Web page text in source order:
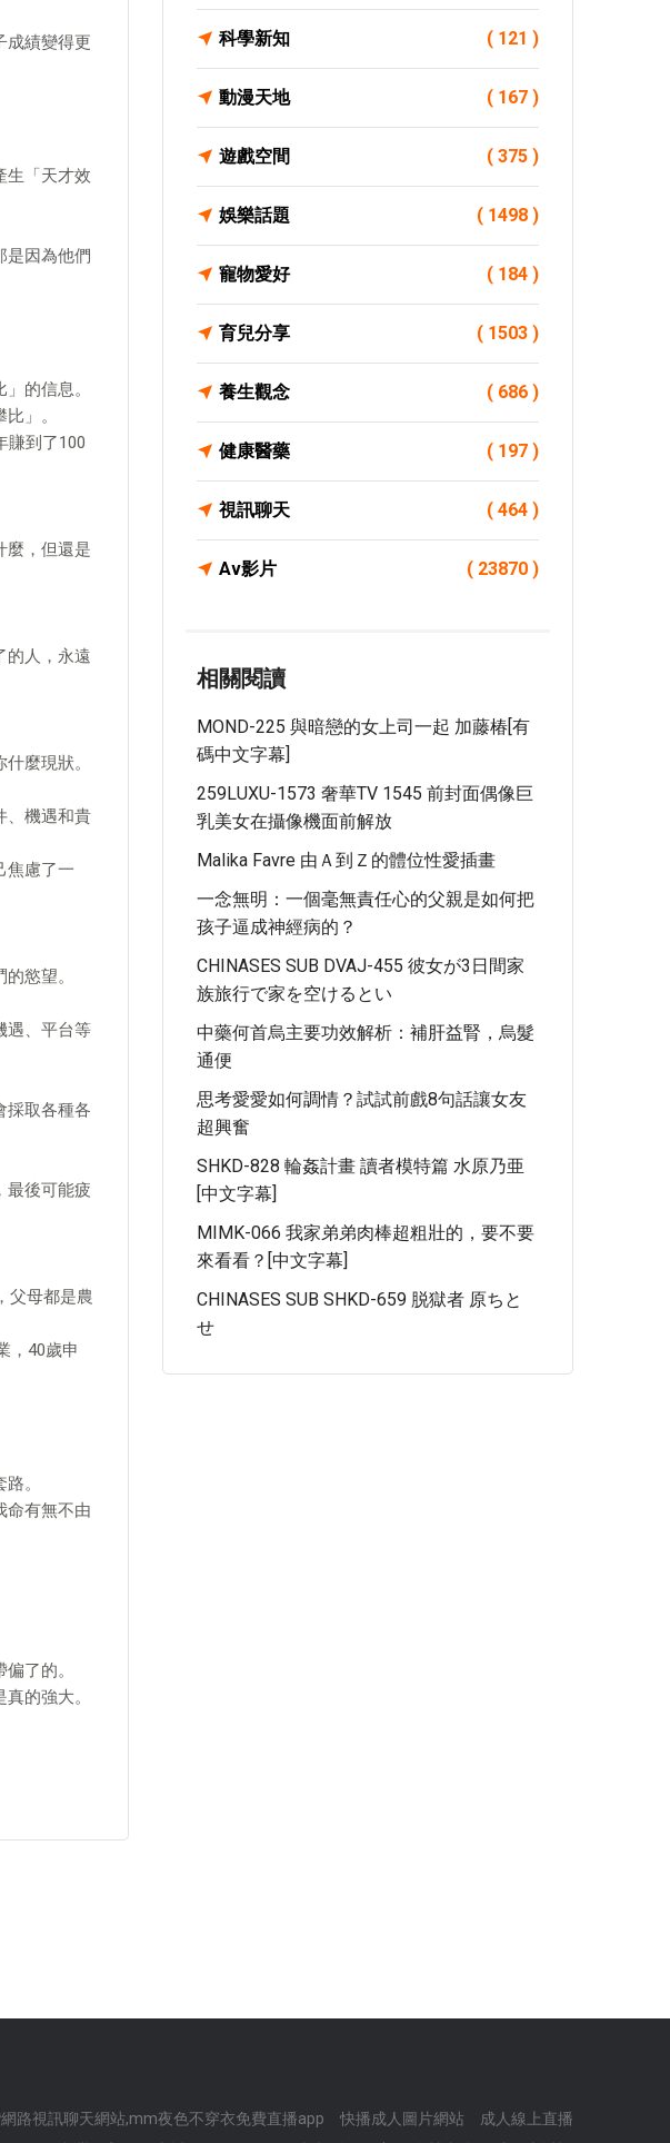
成績變得更
生「天才效
是因為他們
的信息。
」。
賺到了100
麼，但還是
的人，永遠
麼現狀。
、機遇和貴
焦慮了一
慾望。
遇、平台等
採取各種各
最後可能疲
父母都是農
，40歲申
。
命有無不由
了的。
的強大。
科學新知 ( 121 )
動漫天地 ( 167 )
遊戲空間 ( 375 )
娛樂話題 ( 1498 )
寵物愛好 ( 184 )
育兒分享 ( 1503 )
養生觀念 ( 686 )
健康醫藥 ( 197 )
視訊聊天 ( 464 )
Av影片 ( 23870 )
相關閱讀
MOND-225 與暗戀的女上司一起 加藤椿[有
碼中文字幕]
259LUXU-1573 奢華TV 1545 前封面偶像巨
乳美女在攝像機面前解放
Malika Favre 由Ａ到Ｚ的體位性愛插畫
一念無明：一個毫無責任心的父親是如何把
孩子逼成神經病的？
CHINASES SUB DVAJ-455 彼女が3日間家
族旅行で家を空けるとい
中藥何首烏主要功效解析：補肝益腎，烏髮
通便
思考愛愛如何調情？試試前戲8句話讓女友
超興奮
SHKD-828 輪姦計畫 讀者模特篇 水原乃亜
[中文字幕]
MIMK-066 我家弟弟肉棒超粗壯的，要不要
來看看？[中文字幕]
CHINASES SUB SHKD-659 脱獄者 原ちと
せ
路視訊聊天網站,mm夜色不穿衣免費直播app 快播成人圖片網站
成人線上直播